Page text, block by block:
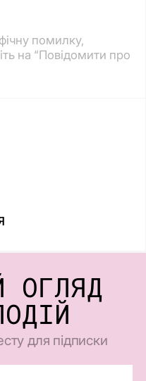
помилку,
на “Повідомити про
ОГЛЯД
для підписки